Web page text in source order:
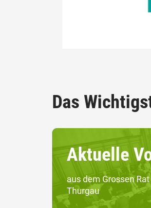
Das
Aktuelle
aus dem Grossen
Thurgau